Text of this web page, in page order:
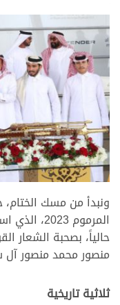
ونبدأ من مسك
المرموم
حالياً، بصحبة الشعار
منصور محمد منصور آل
ثلاثية تاريخية